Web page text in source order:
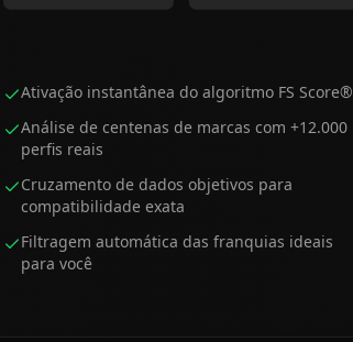
Ativação instantânea do algoritmo FS Score®
Análise de centenas de marcas com +12.000
perfis reais
Cruzamento de dados objetivos para
compatibilidade exata
Filtragem automática das franquias ideais
para você